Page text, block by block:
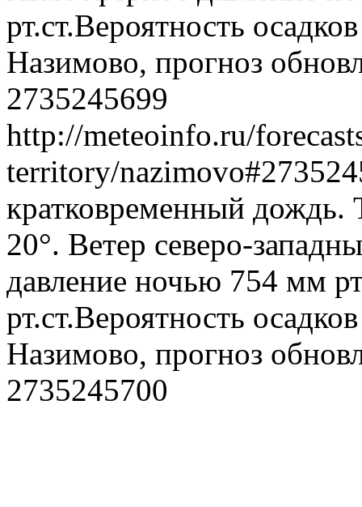
рт.ст.Вероятность
Назимово, прогноз
2735245699
http://meteoinfo.ru/
territory/
кратковременный дождь.
20°. Ветер северо-
давление ночью 754 мм
рт.ст.Вероятность
Назимово, прогноз
2735245700